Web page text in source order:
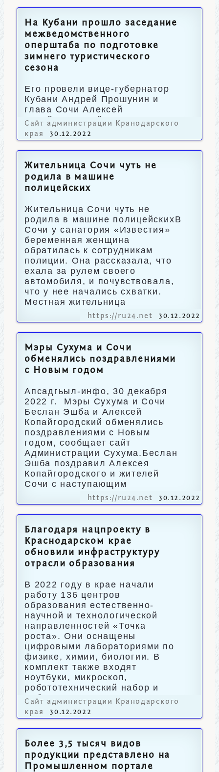
На Кубани прошло заседание
межведомственного
оперштаба по подготовке
зимнего туристического
сезона
Его провели вице-губернатор
Кубани Андрей Прошунин и
глава Сочи Алексей
Копайгородский.
Сайт администрации Кранодарского
края
30.12.2022
Жительница Сочи чуть не
родила в машине
полицейских
Жительница Сочи чуть не
родила в машине полицейскихВ
Сочи у санатория «Известия»
беременная женщина
обратилась к сотрудникам
полиции. Она рассказала, что
ехала за рулем своего
автомобиля, и почувствовала,
что у нее начались схватки.
Местная жительница
https://ru24.net 30.12.2022
Мэры Сухума и Сочи
обменялись поздравлениями
с Новым годом
Апсадгьыл-инфо, 30 декабря
2022 г. Мэры Сухума и Сочи
Беслан Эшба и Алексей
Копайгородский обменялись
поздравлениями с Новым
годом, сообщает сайт
Администрации Сухума.Беслан
Эшба поздравил Алексея
Копайгородского и жителей
Сочи с наступающим
https://ru24.net 30.12.2022
Благодаря нацпроекту в
Краснодарском крае
обновили инфраструктуру
отрасли образования
В 2022 году в крае начали
работу 136 центров
образования естественно-
научной и технологической
направленностей «Точка
роста». Они оснащены
цифровыми лабораториями по
физике, химии, биологии. В
комплект также входят
ноутбуки, микроскоп,
робототехнический набор и
робот-конструктор.
Сайт администрации Кранодарского
края
30.12.2022
Более 3,5 тысяч видов
продукции представлено на
Промышленном портале